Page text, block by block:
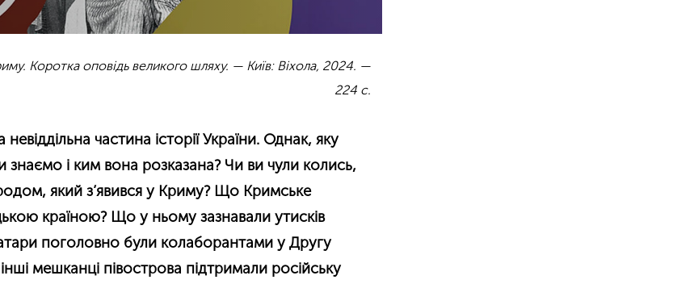
Коротка оповідь великого шляху. — Київ: Віхола, 2024. —
224 с.
частина історії України. Однак, яку
знаємо і ким вона розказана? Чи ви чули колись,
який з’явився у Криму? Що Кримське
країною? Що у ньому зазнавали утисків
поголовно були колаборантами у Другу
мешканці півострова підтримали російську